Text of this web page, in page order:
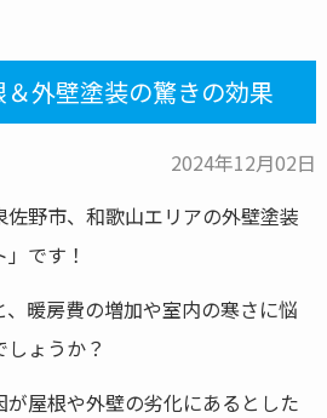
外壁塗装の驚きの効果
2024年12月02日
佐野市、和歌山エリアの外壁塗装
です！
暖房費の増加や室内の寒さに悩
ょうか？
が屋根や外壁の劣化にあるとした